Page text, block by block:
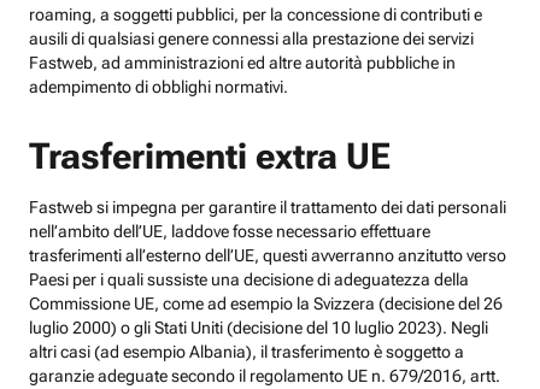
roaming, a soggetti pubblici, per la concessione di contributi e
ausili di qualsiasi genere connessi alla prestazione dei servizi
Fastweb, ad amministrazioni ed altre autorità pubbliche in
adempimento di obblighi normativi.
Trasferimenti extra UE
Fastweb si impegna per garantire il trattamento dei dati personali
nell’ambito dell’UE, laddove fosse necessario effettuare
trasferimenti all’esterno dell’UE, questi avverranno anzitutto verso
Paesi per i quali sussiste una decisione di adeguatezza della
Commissione UE, come ad esempio la Svizzera (decisione del 26
luglio 2000) o gli Stati Uniti (decisione del 10 luglio 2023). Negli
altri casi (ad esempio Albania), il trasferimento è soggetto a
garanzie adeguate secondo il regolamento UE n. 679/2016, artt.